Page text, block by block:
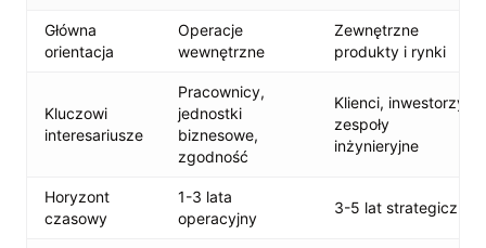
Główna
orientacja
Operacje
wewnętrzne
Zewnętrzne
produkty i rynki
Kluczowi
interesariusze
Pracownicy,
jednostki
biznesowe,
zgodność
Klienci, inwestorzy,
zespoły
inżynieryjne
Horyzont
czasowy
1-3 lata
operacyjny
3-5 lat strategiczny